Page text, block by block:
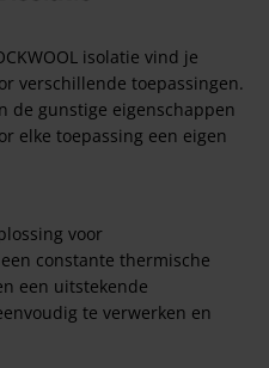
isolatie vind je
verschillende toepassingen.
de gunstige eigenschappen
elke toepassing een eigen
voor
constante thermische
een uitstekende
te verwerken en